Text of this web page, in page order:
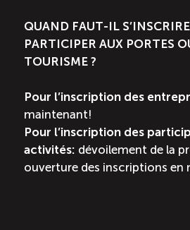
QUAND FAUT-IL
PARTICIPER AUX PORTES
TOURISME ?
Pour l’inscription des
maintenant!
Pour l’inscription des
activités: dévoilement de la
ouverture des inscriptions en